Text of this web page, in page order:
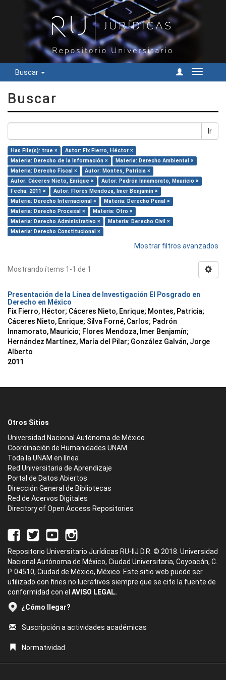
Buscar
Cambiar
Buscar
Ir
Has File(s): true ×
Autor: Fix Fierro, Héctor ×
Materia: Derecho de la Información ×
Materia: Derecho Ambiental ×
Materia: Derecho Fiscal ×
Autor: Montes, Patricia ×
Autor: Cáceres Nieto, Enrique ×
Autor: Padrón Innamorato, Mauricio ×
Fecha: 2011 ×
Autor: Flores Mendoza, Imer Benjamín ×
Materia: Derecho Internacional ×
Materia: Derecho Penal ×
Materia: Derecho Procesal ×
Materia: Otro ×
Materia: Derecho Administrativo ×
Materia: Derecho Civil ×
Materia: Derecho Constitucional ×
Mostrar filtros avanzados
Mostrando ítems 1-1 de 1
Presentación de la Línea de Investigación El Posgrado en
Derecho en México
Fix Fierro, Héctor; Cáceres Nieto, Enrique; Montes, Patricia;
Cáceres Nieto, Enrique; Silva Forné, Carlos; Padrón
Innamorato, Mauricio; Flores Mendoza, Imer Benjamín;
Hernández Martínez, María del Pilar; González Galván, Jorge
Alberto
2011
Otros Sitios
Universidad Nacional Autónoma de México
Coordinación de Humanidades UNAM
Toda la UNAM en línea
Red Universitaria de Aprendizaje
Portal de Datos Abiertos
Dirección General de Bibliotecas
Red de Acervos Digitales
Directory of Open Access Repositories
Repositorio Universitario Jurídicas RU-IIJ D.R. © 2018. Universidad
Nacional Autónoma de México, Ciudad Universitaria, Coyoacán, C.
P. 04510, Ciudad de México, México. Este sitio web puede ser
utilizado con fines no lucrativos siempre que se cite la fuente de
conformidad con el AVISO LEGAL.
¿Cómo llegar?
Suscripción a actividades académicas
Normatividad